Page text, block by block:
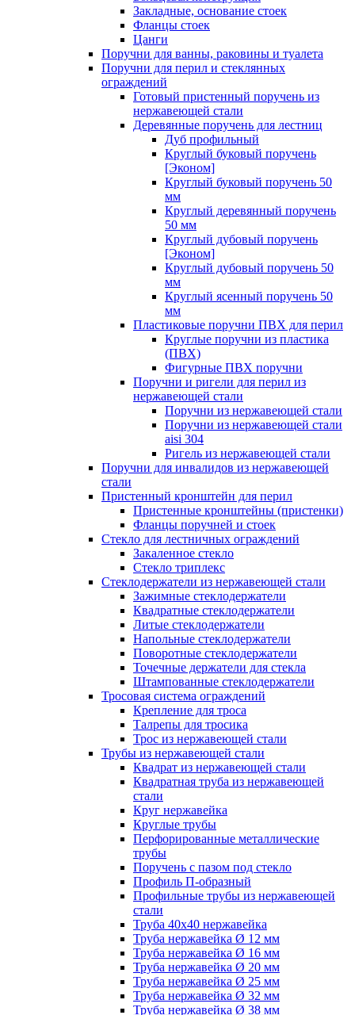
Закладные, основание стоек
Фланцы стоек
Цанги
Поручни для ванны, раковины и туалета
Поручни для перил и стеклянных
ограждений
Готовый пристенный поручень из
нержавеющей стали
Деревянные поручень для лестниц
Дуб профильный
Круглый буковый поручень
[Эконом]
Круглый буковый поручень 50
мм
Круглый деревянный поручень
50 мм
Круглый дубовый поручень
[Эконом]
Круглый дубовый поручень 50
мм
Круглый ясенный поручень 50
мм
Пластиковые поручни ПВХ для перил
Круглые поручни из пластика
(ПВХ)
Фигурные ПВХ поручни
Поручни и ригели для перил из
нержавеющей стали
Поручни из нержавеющей стали
Поручни из нержавеющей стали
aisi 304
Ригель из нержавеющей стали
Поручни для инвалидов из нержавеющей
стали
Пристенный кронштейн для перил
Пристенные кронштейны (пристенки)
Фланцы поручней и стоек
Стекло для лестничных ограждений
Закаленное стекло
Стекло триплекс
Стеклодержатели из нержавеющей стали
Зажимные стеклодержатели
Квадратные стеклодержатели
Литые стеклодержатели
Напольные стеклодержатели
Поворотные стеклодержатели
Точечные держатели для стекла
Штампованные стеклодержатели
Тросовая система ограждений
Крепление для троса
Талрепы для тросика
Трос из нержавеющей стали
Трубы из нержавеющей стали
Квадрат из нержавеющей стали
Квадратная труба из нержавеющей
стали
Круг нержавейка
Круглые трубы
Перфорированные металлические
трубы
Поручень с пазом под стекло
Профиль П-образный
Профильные трубы из нержавеющей
стали
Труба 40х40 нержавейка
Труба нержавейка Ø 12 мм
Труба нержавейка Ø 16 мм
Труба нержавейка Ø 20 мм
Труба нержавейка Ø 25 мм
Труба нержавейка Ø 32 мм
Труба нержавейка Ø 38 мм